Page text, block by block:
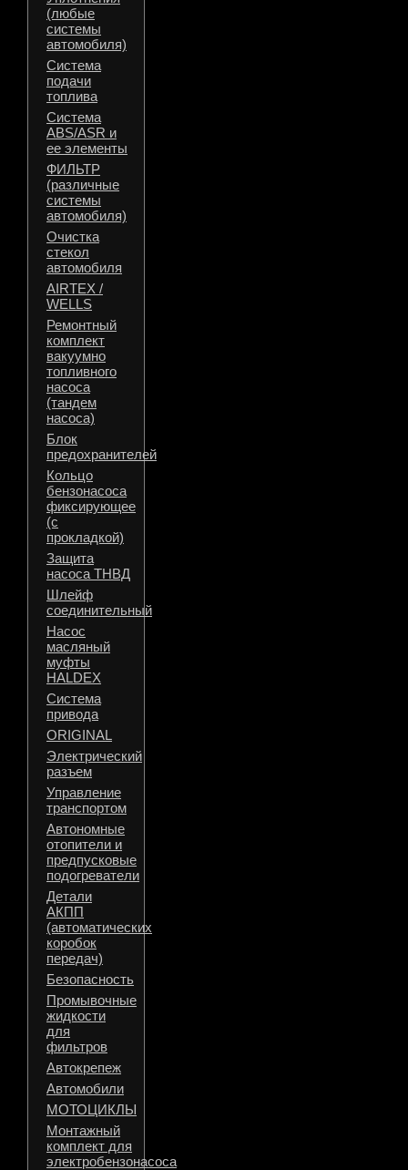
(любые
системы
автомобиля)
Система
подачи
топлива
Система
ABS/ASR и
ее элементы
ФИЛЬТР
(различные
системы
автомобиля)
Очистка
стекол
автомобиля
AIRTEX /
WELLS
Ремонтный
комплект
вакуумно
топливного
насоса
(тандем
насоса)
Блок
предохранителей
Кольцо
бензонасоса
фиксирующее
(с
прокладкой)
Защита
насоса ТНВД
Шлейф
соединительный
Насос
масляный
муфты
HALDEX
Система
привода
ORIGINAL
Электрический
разъем
Управление
транспортом
Автономные
отопители и
предпусковые
подогреватели
Детали
АКПП
(автоматических
коробок
передач)
Безопасность
Промывочные
жидкости
для
фильтров
Автокрепеж
Автомобили
МОТОЦИКЛЫ
Монтажный
комплект для
электробензонасоса